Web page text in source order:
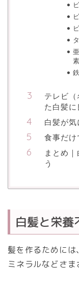
素
テレビ
た白髪
白髪が
食事だけ
まとめ
う
白髪と栄養
髪を作るために
ミネラルなどさま